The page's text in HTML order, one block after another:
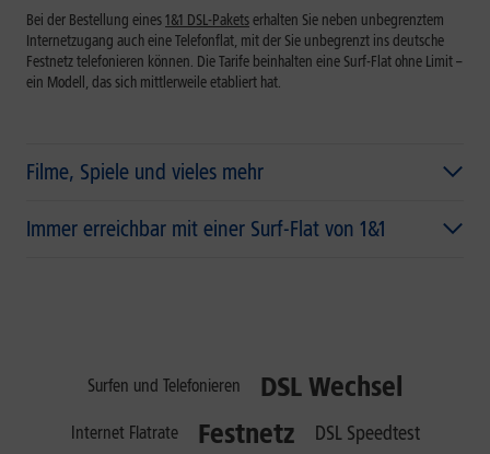
Bei der Bestellung eines1&1 DSL-Paketserhalten Sie neben unbegrenztem
Internetzugang auch eineTelefonflat, mit der Sie unbegrenzt ins deutsche
Festnetz telefonieren können. Die Tarife beinhalten eine Surf-Flat ohne Limit –
ein Modell, das sich mittlerweile etabliert hat.
Filme, Spiele und vieles mehr
Immer erreichbar mit einer Surf-Flat von 1&1
Surfen und Telefonieren DSL Wechsel
Internet Flatrate Festnetz DSL Speedtest